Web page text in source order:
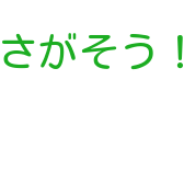
がそう！